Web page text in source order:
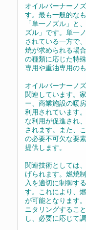
オイルバーナーノ
す。最も一般的な
「単一ノズル」と
ズル」です。単一
されている一方で
焼が求められる場
の種類に応じた特
専用や重油専用の
オイルバーナーノ
関連しています。
ー、商業施設の暖
利用されています
な利用が促進され
されます。また、
の必要不可欠な要
提供します。
関連技術としては
げられます。燃焼
入を適切に制御す
す。これにより、
が可能となります
ニタリングするこ
し、必要に応じて